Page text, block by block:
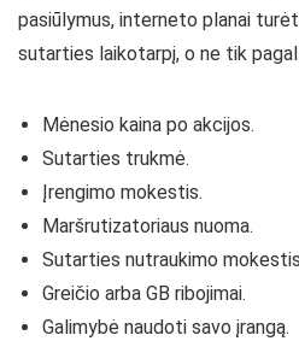
pasiūlymus, interneto planai
sutarties laikotarpį, o ne tik
Mėnesio kaina po akcijos.
Sutarties trukmė.
Įrengimo mokestis.
Maršrutizatoriaus nuoma.
Sutarties nutraukimo
Greičio arba GB ribojimai.
Galimybė naudoti savo įrangą.